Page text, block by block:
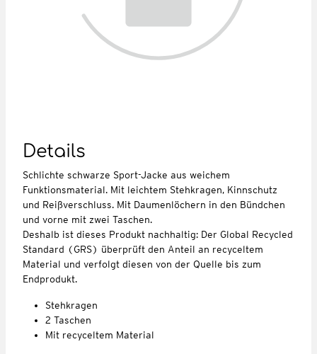
Details
Schlichte schwarze Sport-Jacke aus weichem
Funktionsmaterial. Mit leichtem Stehkragen, Kinnschutz
und Reißverschluss. Mit Daumenlöchern in den Bündchen
und vorne mit zwei Taschen.
Deshalb ist dieses Produkt nachhaltig: Der Global Recycled
Standard (GRS) überprüft den Anteil an recyceltem
Material und verfolgt diesen von der Quelle bis zum
Endprodukt.
Stehkragen
2 Taschen
Mit recyceltem Material